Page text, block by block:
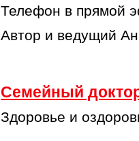
Телефон в прямой
Автор и ведущий
Семейный
Здоровье и